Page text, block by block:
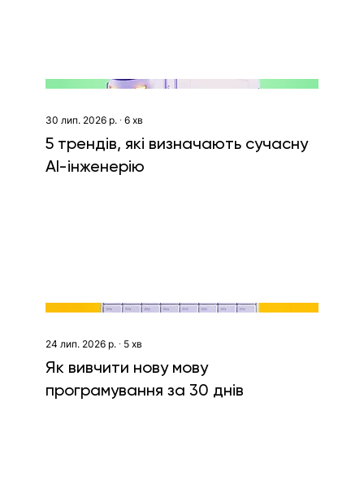
30 лип. 2026 р. ∙ 6 хв
5 трендів, які визначають сучасну
AI-інженерію
24 лип. 2026 р.∙ 5 хв
Як вивчити нову мову
програмування за 30 днів